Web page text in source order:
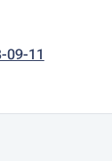
09-11